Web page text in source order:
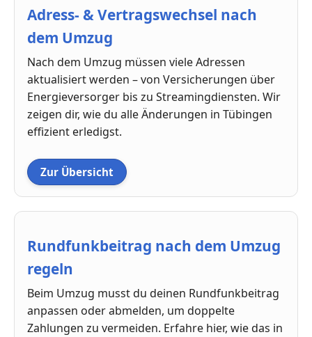
Adress- & Vertragswechsel nach
dem Umzug
Nach dem Umzug müssen viele Adressen
aktualisiert werden – von Versicherungen über
Energieversorger bis zu Streamingdiensten. Wir
zeigen dir, wie du alle Änderungen in Tübingen
effizient erledigst.
Zur Übersicht
Rundfunkbeitrag nach dem Umzug
regeln
Beim Umzug musst du deinen Rundfunkbeitrag
anpassen oder abmelden, um doppelte
Zahlungen zu vermeiden. Erfahre hier, wie das in